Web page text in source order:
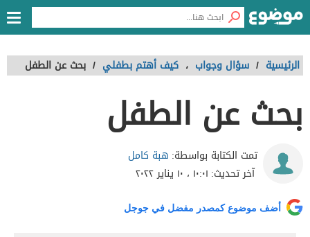
الرئيسية / سؤال وجواب ، كيف أهتم بطفلي / بحث عن الطفل
بحث عن الطفل
تمت الكتابة بواسطة: هبة كامل
آخر تحديث: ١٠:٠١ ، ١٠ يناير ٢٠٢٢
أضف موضوع كمصدر مفضل في جوجل